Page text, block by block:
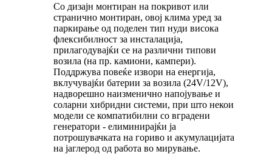
Со дизајн монтиран на покривот или
странично монтиран, овој клима уред за
паркирање од поделен тип нуди висока
флексибилност за инсталација,
прилагодувајќи се на различни типови
возила (на пр. камиони, кампери).
Поддржува повеќе извори на енергија,
вклучувајќи батерии за возила (24V/12V),
надворешно наизменично напојување и
соларни хибридни системи, при што некои
модели се компатибилни со вградени
генератори - елиминирајќи ја
потрошувачката на гориво и акумулацијата
на јаглерод од работа во мирување.